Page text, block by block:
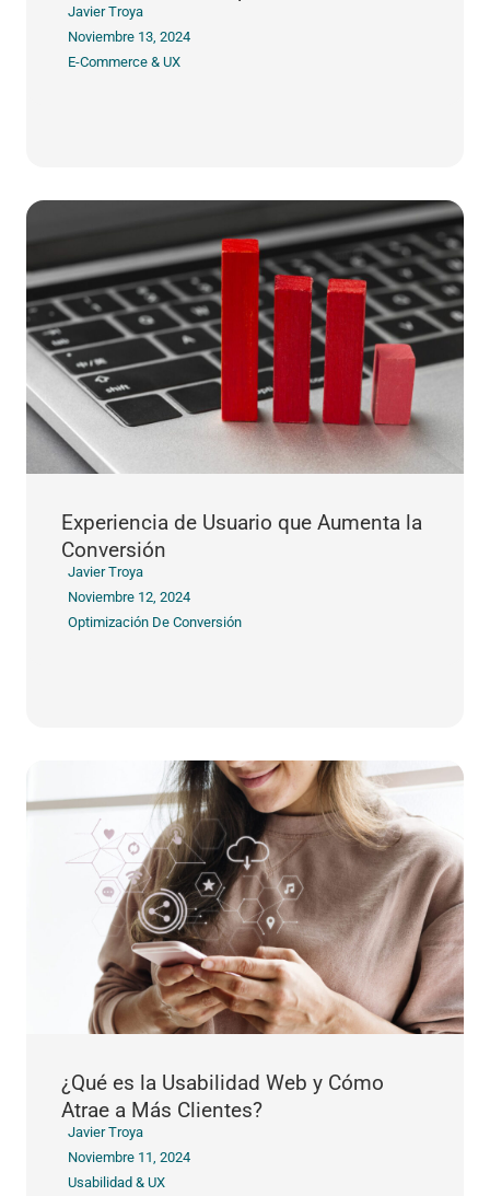
Javier Troya
Noviembre 13, 2024
E-Commerce & UX
Experiencia de Usuario que Aumenta la
Conversión
Javier Troya
Noviembre 12, 2024
Optimización De Conversión
¿Qué es la Usabilidad Web y Cómo
Atrae a Más Clientes?
Javier Troya
Noviembre 11, 2024
Usabilidad & UX